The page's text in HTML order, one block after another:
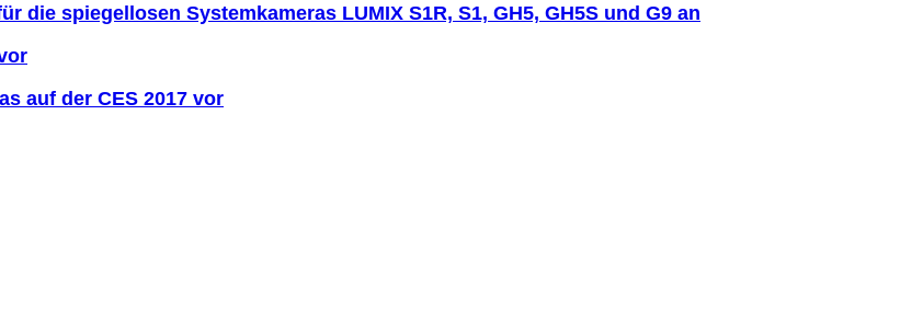
die spiegellosen Systemkameras LUMIX S1R, S1, GH5, GH5S und G9 an
auf der CES 2017 vor